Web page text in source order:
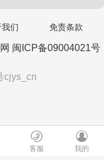
我们 免责条款
闽ICP备09004021号
cjys_cn
客服 我的